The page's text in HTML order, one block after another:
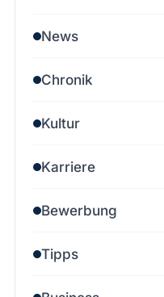
News
Chronik
Kultur
Karriere
Bewerbung
Tipps